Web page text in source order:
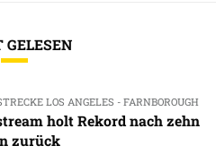
GELESEN
LOS ANGELES - FARNBOROUGH
holt Rekord nach zehn
zurück